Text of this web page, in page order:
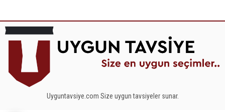
Uyguntavsiye.com Size uygun tavsiyeler sunar.